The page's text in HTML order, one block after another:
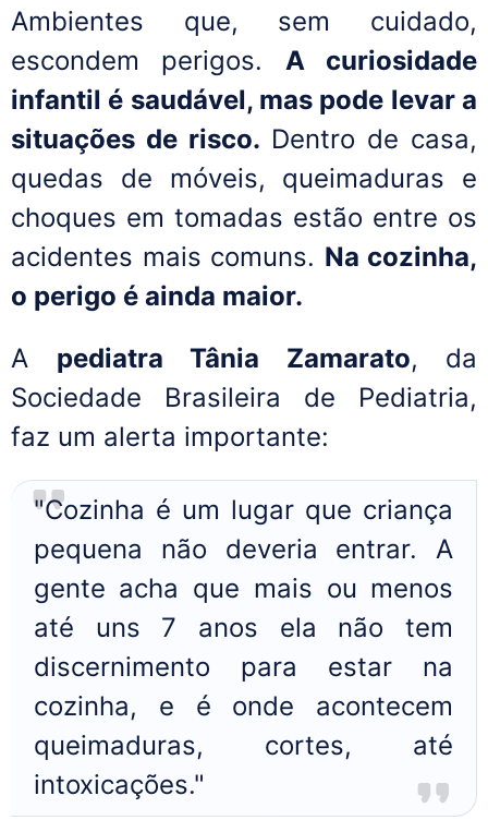
Ambientes que, sem cuidado,
escondem perigos. A curiosidade
infantil é saudável, mas pode levar a
situações de risco. Dentro de casa,
quedas de móveis, queimaduras e
choques em tomadas estão entre os
acidentes mais comuns. Na cozinha,
o perigo é ainda maior.
A pediatra Tânia Zamarato, da
Sociedade Brasileira de Pediatria,
faz um alerta importante:
"Cozinha é um lugar que criança
pequena não deveria entrar. A
gente acha que mais ou menos
até uns 7 anos ela não tem
discernimento para estar na
cozinha, e é onde acontecem
queimaduras, cortes, até
intoxicações."